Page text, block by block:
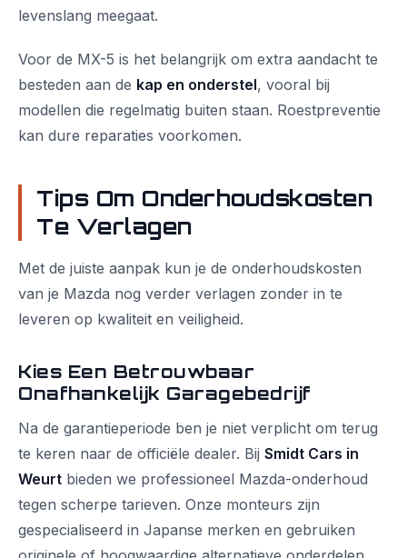
levenslang meegaat.
Voor de MX-5 is het belangrijk om extra aandacht te
besteden aan de kap en onderstel, vooral bij
modellen die regelmatig buiten staan. Roestpreventie
kan dure reparaties voorkomen.
Tips Om Onderhoudskosten
Te Verlagen
Met de juiste aanpak kun je de onderhoudskosten
van je Mazda nog verder verlagen zonder in te
leveren op kwaliteit en veiligheid.
Kies Een Betrouwbaar
Onafhankelijk Garagebedrijf
Na de garantieperiode ben je niet verplicht om terug
te keren naar de officiële dealer. Bij Smidt Cars in
Weurt bieden we professioneel Mazda-onderhoud
tegen scherpe tarieven. Onze monteurs zijn
gespecialiseerd in Japanse merken en gebruiken